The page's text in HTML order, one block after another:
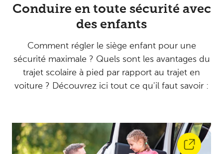
Conduire en toute sécurité avec
des enfants
Comment régler le siège enfant pour une
sécurité maximale ? Quels sont les avantages du
trajet scolaire à pied par rapport au trajet en
voiture ? Découvrez ici tout ce qu'il faut savoir :